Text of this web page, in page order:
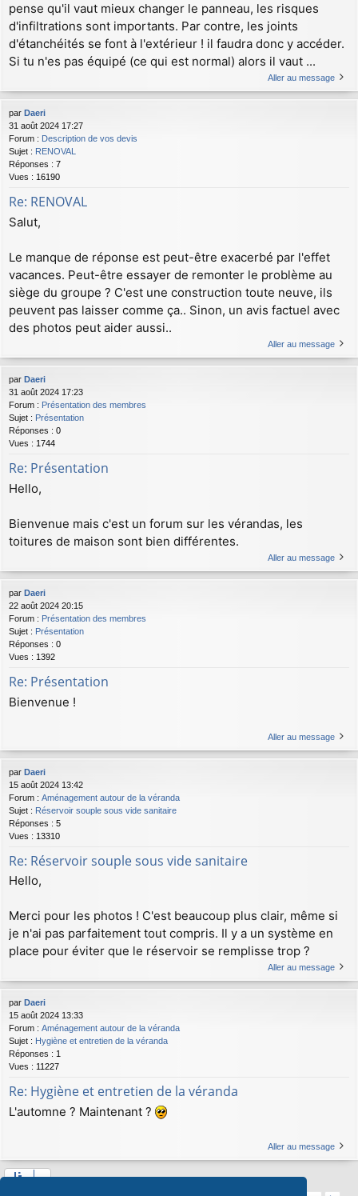
pense qu'il vaut mieux changer le panneau, les risques
d'infiltrations sont importants. Par contre, les joints
d'étanchéités se font à l'extérieur ! il faudra donc y accéder.
Si tu n'es pas équipé (ce qui est normal) alors il vaut ...
Aller au message
par Daeri
31 août 2024 17:27
Forum : Description de vos devis
Sujet : RENOVAL
Réponses : 7
Vues : 16190
Re: RENOVAL
Salut,
Le manque de réponse est peut-être exacerbé par l'effet
vacances. Peut-être essayer de remonter le problème au
siège du groupe ? C'est une construction toute neuve, ils
peuvent pas laisser comme ça.. Sinon, un avis factuel avec
des photos peut aider aussi..
Aller au message
par Daeri
31 août 2024 17:23
Forum : Présentation des membres
Sujet : Présentation
Réponses : 0
Vues : 1744
Re: Présentation
Hello,
Bienvenue mais c'est un forum sur les vérandas, les
toitures de maison sont bien différentes.
Aller au message
par Daeri
22 août 2024 20:15
Forum : Présentation des membres
Sujet : Présentation
Réponses : 0
Vues : 1392
Re: Présentation
Bienvenue !
Aller au message
par Daeri
15 août 2024 13:42
Forum : Aménagement autour de la véranda
Sujet : Réservoir souple sous vide sanitaire
Réponses : 5
Vues : 13310
Re: Réservoir souple sous vide sanitaire
Hello,
Merci pour les photos ! C'est beaucoup plus clair, même si
je n'ai pas parfaitement tout compris. Il y a un système en
place pour éviter que le réservoir se remplisse trop ?
Aller au message
par Daeri
15 août 2024 13:33
Forum : Aménagement autour de la véranda
Sujet : Hygiène et entretien de la véranda
Réponses : 1
Vues : 11227
Re: Hygiène et entretien de la véranda
L'automne ? Maintenant ?
Aller au message